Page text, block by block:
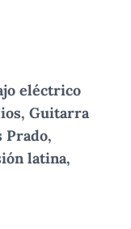
eléctrico
Guitarra
Prado,
latina,